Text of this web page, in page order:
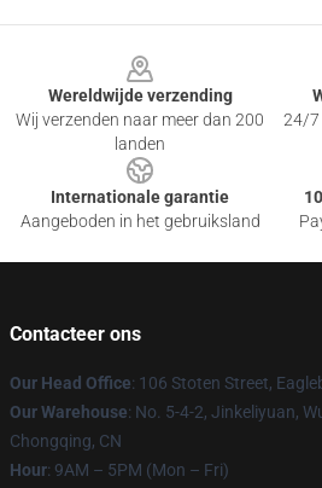
Wereldwijde verzending
Wij verzenden naar meer dan 200
landen
24/7
Internationale garantie
Aangeboden in het gebruiksland
Contacteer ons
Our Head Office: 106 Stoten Street,
Our Warehouse: No. 5-4-2, Jinkeliyuan,
Chongqing, CN
Hour: 9AM – 5PM (Mon – Fri)